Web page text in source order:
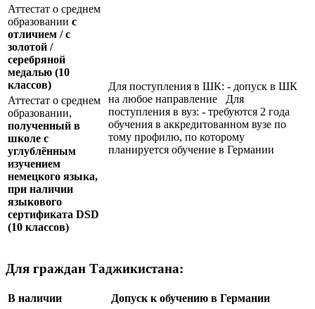
Аттестат о среднем
образовании с
отличием / с
золотой /
серебряной
медалью (10
классов)
Для поступления в ШК: - допуск в ШК
на любое направление Для
поступления в вуз: - требуются 2 года
обучения в аккредитованном вузе по
тому профилю, по которому
планируется обучение в Германии
Аттестат о среднем
образовании,
полученный в
школе с
углублённым
изучением
немецкого языка,
при наличии
языкового
сертификата DSD
(10 классов)
Для граждан Таджикистана:
В наличии
Допуск к обучению в Германии